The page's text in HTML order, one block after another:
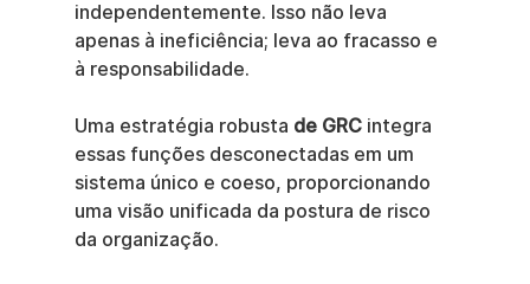
independentemente. Isso não leva
apenas à ineficiência; leva ao fracasso e
à responsabilidade.
Uma estratégia robusta de GRC integra
essas funções desconectadas em um
sistema único e coeso, proporcionando
uma visão unificada da postura de risco
da organização.